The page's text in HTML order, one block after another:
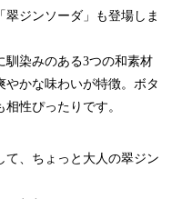
ジンソーダ」も登場しま
馴染みのある3つの和素材
やかな味わいが特徴。ボタ
性ぴったりです。
て、ちょっと大人の翠ジン